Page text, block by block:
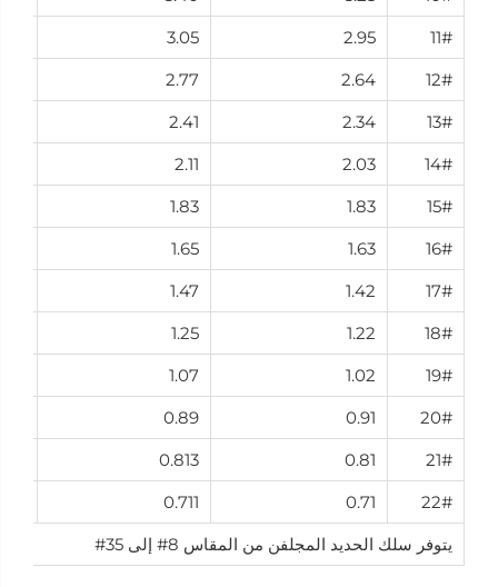
11#
2.95
3.05
12#
2.64
2.77
13#
2.34
2.41
14#
2.03
2.11
15#
1.83
1.83
16#
1.63
1.65
17#
1.42
1.47
18#
1.22
1.25
19#
1.02
1.07
20#
0.91
0.89
21#
0.81
0.813
22#
0.71
0.711
يتوفر سلك الحديد المجلفن من المقاس 8# إلى 35#